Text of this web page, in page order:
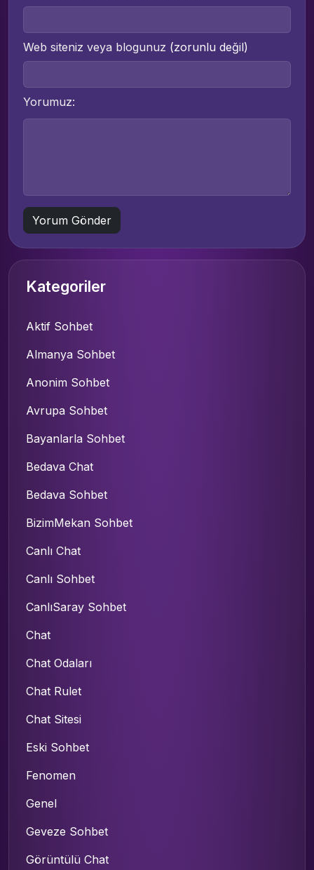
Web siteniz veya blogunuz (zorunlu değil)
Yorumuz:
Kategoriler
Aktif Sohbet
Almanya Sohbet
Anonim Sohbet
Avrupa Sohbet
Bayanlarla Sohbet
Bedava Chat
Bedava Sohbet
BizimMekan Sohbet
Canlı Chat
Canlı Sohbet
CanlıSaray Sohbet
Chat
Chat Odaları
Chat Rulet
Chat Sitesi
Eski Sohbet
Fenomen
Genel
Geveze Sohbet
Görüntülü Chat